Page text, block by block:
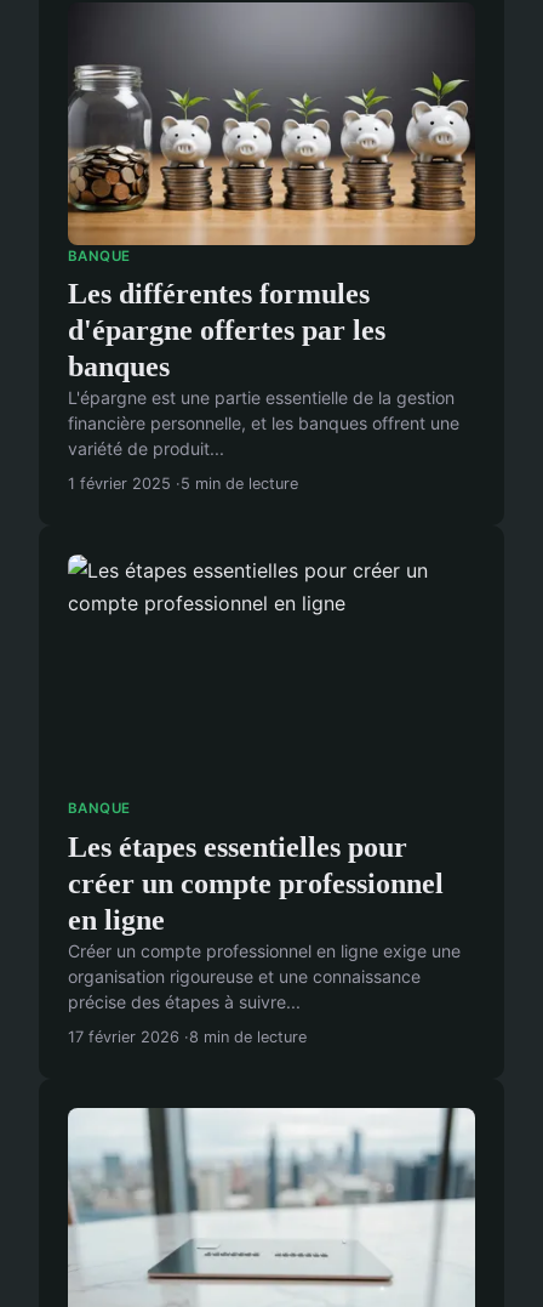
BANQUE
Les différentes formules
d'épargne offertes par les
banques
L'épargne est une partie essentielle de la gestion
financière personnelle, et les banques offrent une
variété de produit...
1 février 2025 5 min de lecture
BANQUE
Les étapes essentielles pour
créer un compte professionnel
en ligne
Créer un compte professionnel en ligne exige une
organisation rigoureuse et une connaissance
précise des étapes à suivre...
17 février 2026 8 min de lecture